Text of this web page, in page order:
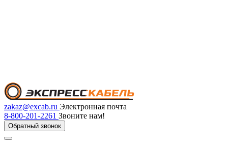
zakaz@excab.ru Электронная почта
8-800-201-2261 Звоните нам!
Обратный звонок